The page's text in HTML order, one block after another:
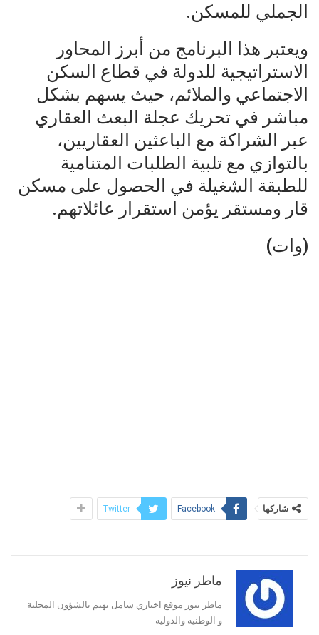
الجملي للمسكن.
ويعتبر هذا البرنامج من أبرز المحاور
الاستراتيجية للدولة في قطاع السكن
الاجتماعي والملائم، حيث يسهم بشكل
مباشر في تحريك عجلة البعث العقاري
عبر الشراكة مع الباعثين العقاريين،
بالتوازي مع تلبية الطلبات المتنامية
للطبقة الشغيلة في الحصول على مسكن
قار ومستقر يؤمن استقرار عائلاتهم.
(وات)
شاركها Facebook
Twitter
ماطر نيوز
ماطر نيوز موقع اخباري شامل يهتم بالشؤون المحلية
و الوطنية والدولية